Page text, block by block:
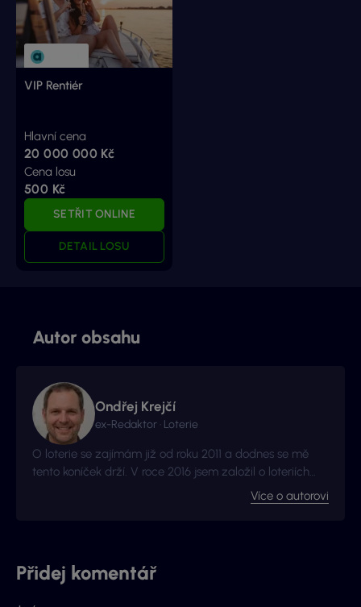
VIP Rentiér
Hlavní cena
20 000 000 Kč
Cena losu
500 Kč
SETŘIT ONLINE
DETAIL LOSU
Autor obsahu
Ondřej Krejčí
ex-Redaktor · Loterie
O loterie se zajímám již od roku 2011 a dodnes se mě
tento koníček drží. V roce 2016 jsem založil o loteriích
web Vyhraj.com, který jsem následně v roce 2017
prodal, avšak za podmínek, že budu moci stále
Více o autorovi
Přidej komentář